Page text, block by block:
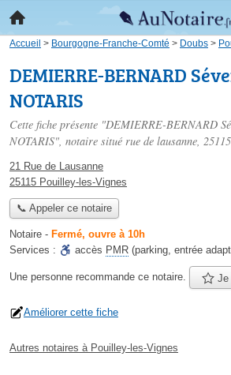
Accueil > Bourgogne-Franche-Comté > Doubs >
DEMIERRE-BERNARD
NOTARIS
Cette fiche présente "DEMIERRE-BERNARD
NOTARIS", notaire situé rue de lausanne,
21 Rue de Lausanne
25115 Pouilley-les-Vignes
📞 Appeler ce notaire
Notaire - Fermé, ouvre à 10h
Services :
accès PMR (parking, entrée
Une personne recommande ce notaire. Je
Améliorer cette fiche
Autres notaires à Pouilley-les-Vignes